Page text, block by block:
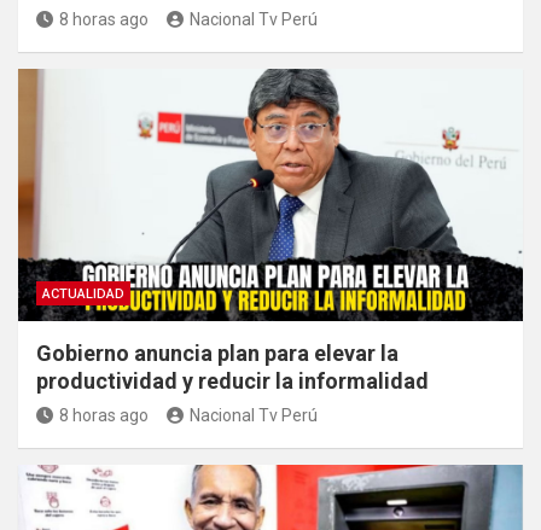
8 horas ago Nacional Tv Perú
ACTUALIDAD
Gobierno anuncia plan para elevar la
productividad y reducir la informalidad
8 horas ago Nacional Tv Perú